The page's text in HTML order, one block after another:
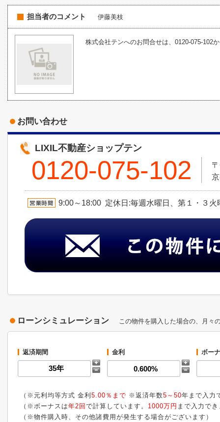
担当者のコメント 伊藤美枝
株式会社テンへのお問合せは、0120-075-102
お問い合わせ
LIXIL不動産ショップテン
0120-075-102
9:00～18:00 定休日:毎週水曜日、第１・３火
ローンシミュレーション この物件を購入した場合の、月々
返済期間 金利 ボー
（※元利均等方式 金利 5.00％まで ※返済年数5～50年まで入力
（※ボーナスは年2回 で計算しています。 1000万円 まで入力で
（※物件購入時、その他諸費用が発生する場合がございます）